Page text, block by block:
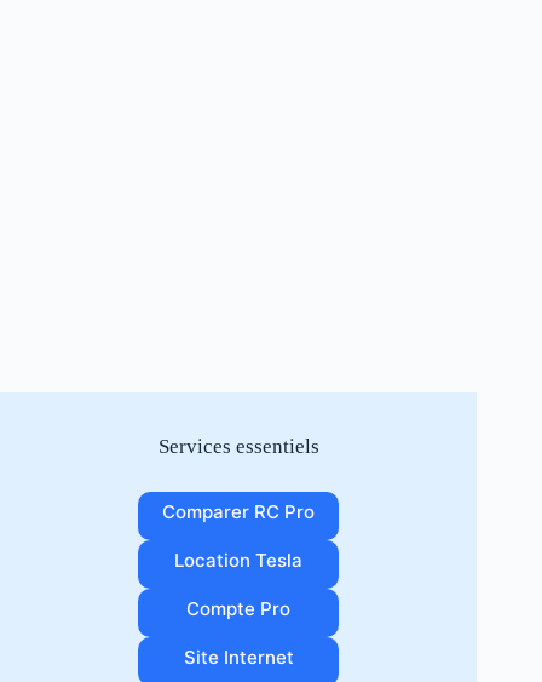
Services essentiels
Comparer RC Pro
Location Tesla
Compte Pro
Site Internet